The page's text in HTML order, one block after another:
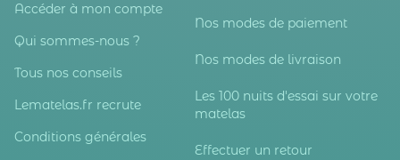
Accéder à mon compte
Qui sommes-nous ?
Tous nos conseils
Lematelas.fr recrute
Conditions générales
Nos modes de paiement
Nos modes de livraison
Les 100 nuits d'essai sur votre
matelas
Effectuer un retour